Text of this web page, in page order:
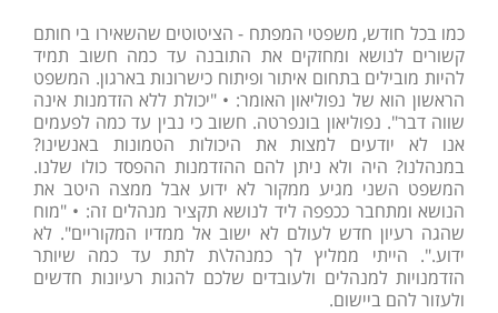
כמו בכל חודש, משפטי המפתח - הציטוטים שהשאירו בי חותם
קשורים לנושא ומחזקים את התובנה עד כמה חשוב תמיד
להיות מובילים בתחום איתור ופיתוח כישרונות בארגון. המשפט
הראשון הוא של נפוליאון האומר: • "יכולת ללא הזדמנות אינה
שווה דבר". נפוליאון בונפרטה. חשוב כי נבין עד כמה לפעמים
אנו לא יודעים למצות את היכולות הטמונות באנשינו?
במנהלנו? היה ולא ניתן להם ההזדמנות ההפסד כולו שלנו.
המשפט השני מגיע ממקור לא ידוע אבל ממצה היטב את
הנושא ומתחבר ככפפה ליד לנושא תקציר מנהלים זה: • "מוח
שהגה רעיון חדש לעולם לא ישוב אל ממדיו המקוריים". לא
ידוע.". הייתי ממליץ לך כמנהל\ת לתת עד כמה שיותר
הזדמנויות למנהלים ולעובדים שלכם להגות רעיונות חדשים
ולעזור להם ביישום.